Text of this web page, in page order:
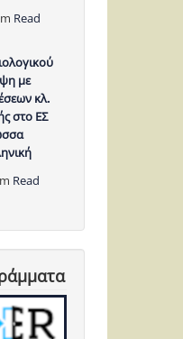
Read
με
κλ.
στο ΕΣ
Read